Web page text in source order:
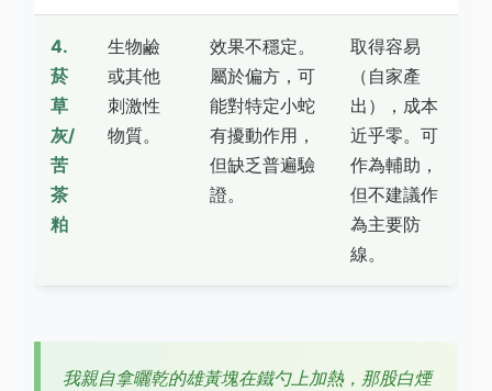
4.
菸
草
灰/
苦
茶
粕
生物鹼
或其他
刺激性
物質。
效果不穩定。
屬於偏方，可
能對特定小蛇
有擾動作用，
但缺乏普遍驗
證。
取得容易
（自家產
出），成本
近乎零。可
作為輔助，
但不建議作
為主要防
線。
我親自拿曬乾的雄黃塊在鐵勺上加熱，那股白煙